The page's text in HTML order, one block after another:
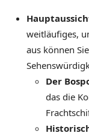
weitläufiges,
aus können
Der
das die